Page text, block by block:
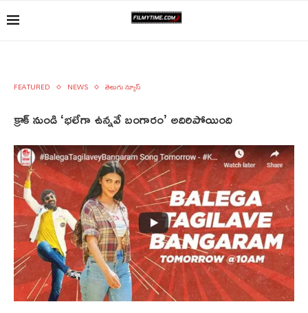
FEATURED NEWS తెలుగు న్యూస్
క్రాక్ నుండి ‘భలేగా ఉన్నవే బంగారం’ అదిరిపోయింది